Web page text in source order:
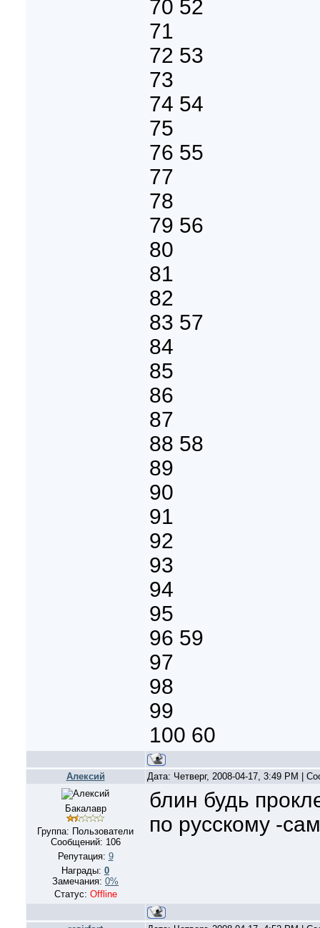
70 52
71
72 53
73
74 54
75
76 55
77
78
79 56
80
81
82
83 57
84
85
86
87
88 58
89
90
91
92
93
94
95
96 59
97
98
99
100 60
Алексий Дата: Четверг, 2008-04-17, 3:49 PM |
Бакалавр
Группа: Пользователи
Сообщений: 106
Репутация: 9
Награды: 0
Замечания: 0%
Статус: Offline
блин будь
по русскому -